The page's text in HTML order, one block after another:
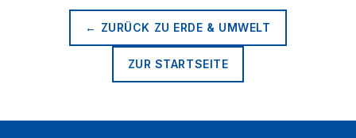
← ZURÜCK ZU ERDE & UMWELT
ZUR STARTSEITE